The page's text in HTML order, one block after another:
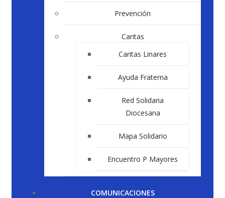
Prevención
Caritas
Caritas Linares
Ayuda Fraterna
Red Solidaria
Diocesana
Mapa Solidario
Encuentro P Mayores
COMUNICACIONES